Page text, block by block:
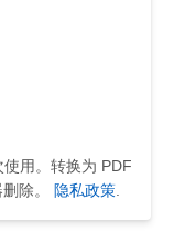
用。转换为 PDF
除。
隐私政策.